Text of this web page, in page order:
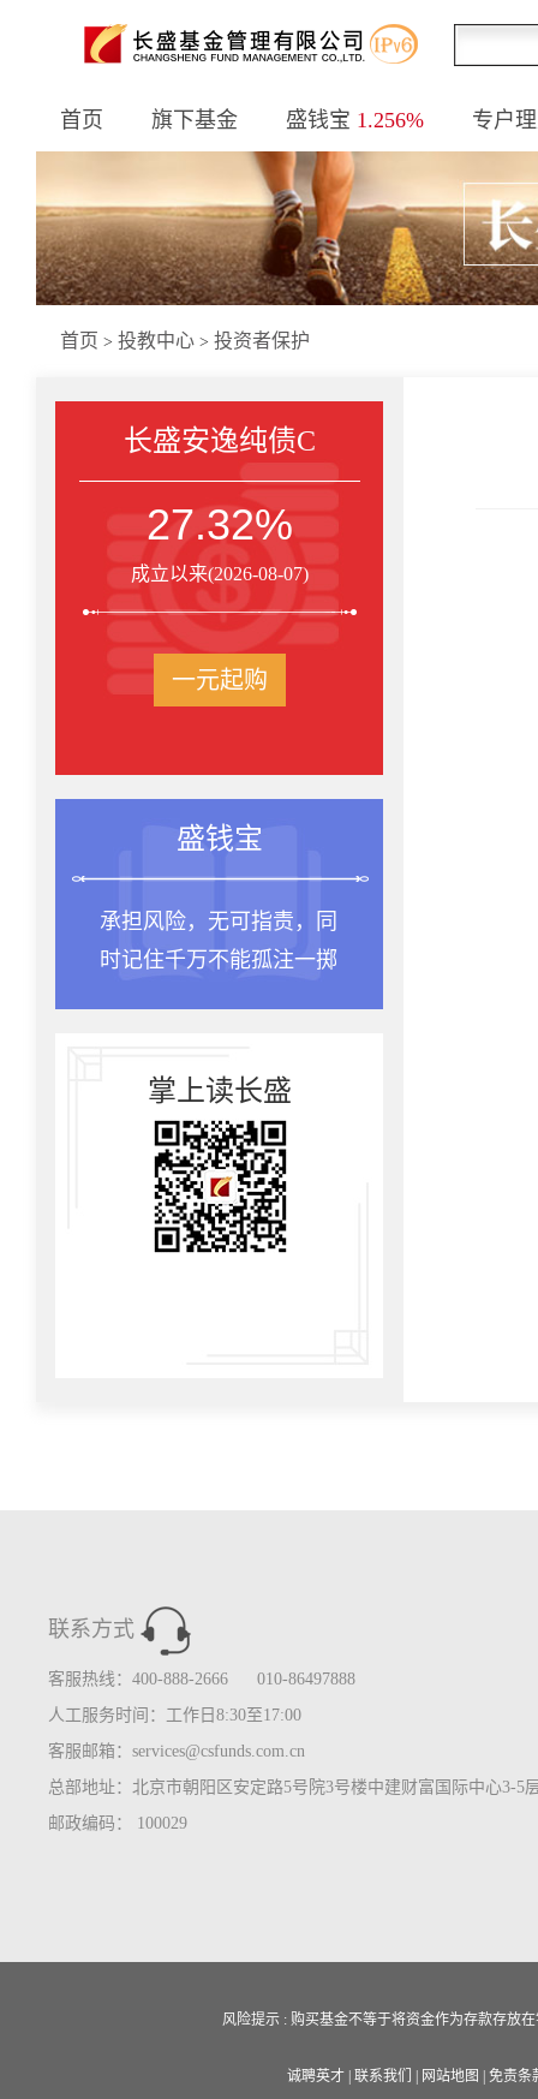
首页 旗下基金 盛钱宝 1.256% 专户
首页 > 投教中心 > 投资者保护
长盛安逸纯债C
27.32%
成立以来(2026-08-07)
一元起购
盛钱宝
承担风险，无可指责，同
时记住千万不能孤注一掷
掌上读长盛
联系方式
客服热线：400-888-2666 010-86497888
人工服务时间：工作日8:30至17:00
客服邮箱：services@csfunds.com.cn
总部地址：北京市朝阳区安定路5号院3号楼中建财富国际中心3-5
邮政编码： 100029
风险提示 : 购买基金不等于将资金作为存款存放
诚聘英才 联系我们 网站地图
免责条